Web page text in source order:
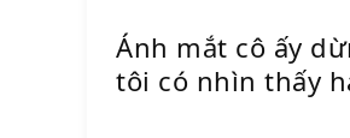
Ánh mắt cô ấy
tôi có nhìn thấy